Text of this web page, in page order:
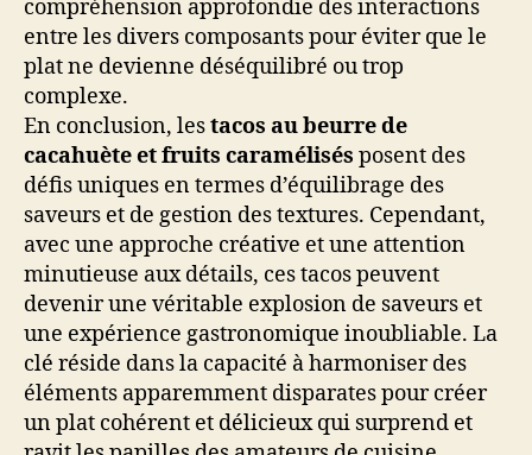
compréhension approfondie des interactions
entre les divers composants pour éviter que le
plat ne devienne déséquilibré ou trop
complexe.
En conclusion, lestacos au beurre de
cacahuète et fruits caramélisés posent des
défis uniques en termes d’équilibrage des
saveurs et de gestion des textures. Cependant,
avec une approche créative et une attention
minutieuse aux détails, ces tacos peuvent
devenir une véritable explosion de saveurs et
une expérience gastronomique inoubliable. La
clé réside dans la capacité à harmoniser des
éléments apparemment disparates pour créer
un plat cohérent et délicieux qui surprend et